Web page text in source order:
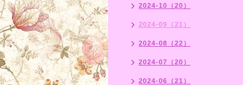
2024-10（20）
2024-09（21）
2024-08（22）
2024-07（20）
2024-06（21）